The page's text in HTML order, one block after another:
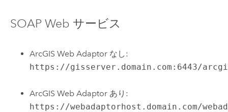
SOAP Web サービス
ArcGIS Web Adaptor なし:
https://gisserver.domain.com:6443/
ArcGIS Web Adaptor あり:
https://webadaptorhost.domain.com/